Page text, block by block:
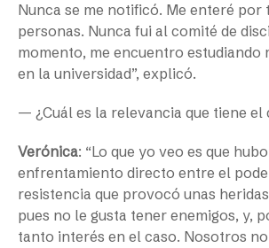
Nunca se me notificó. Me enteré por
personas. Nunca fui al comité de
momento, me encuentro estudiando
en la universidad”, explicó.
— ¿Cuál es la relevancia que tiene el
Verónica: “Lo que yo veo es que
enfrentamiento directo entre el
resistencia que provocó unas
pues no le gusta tener enemigos, y,
tanto interés en el caso. Nosotros